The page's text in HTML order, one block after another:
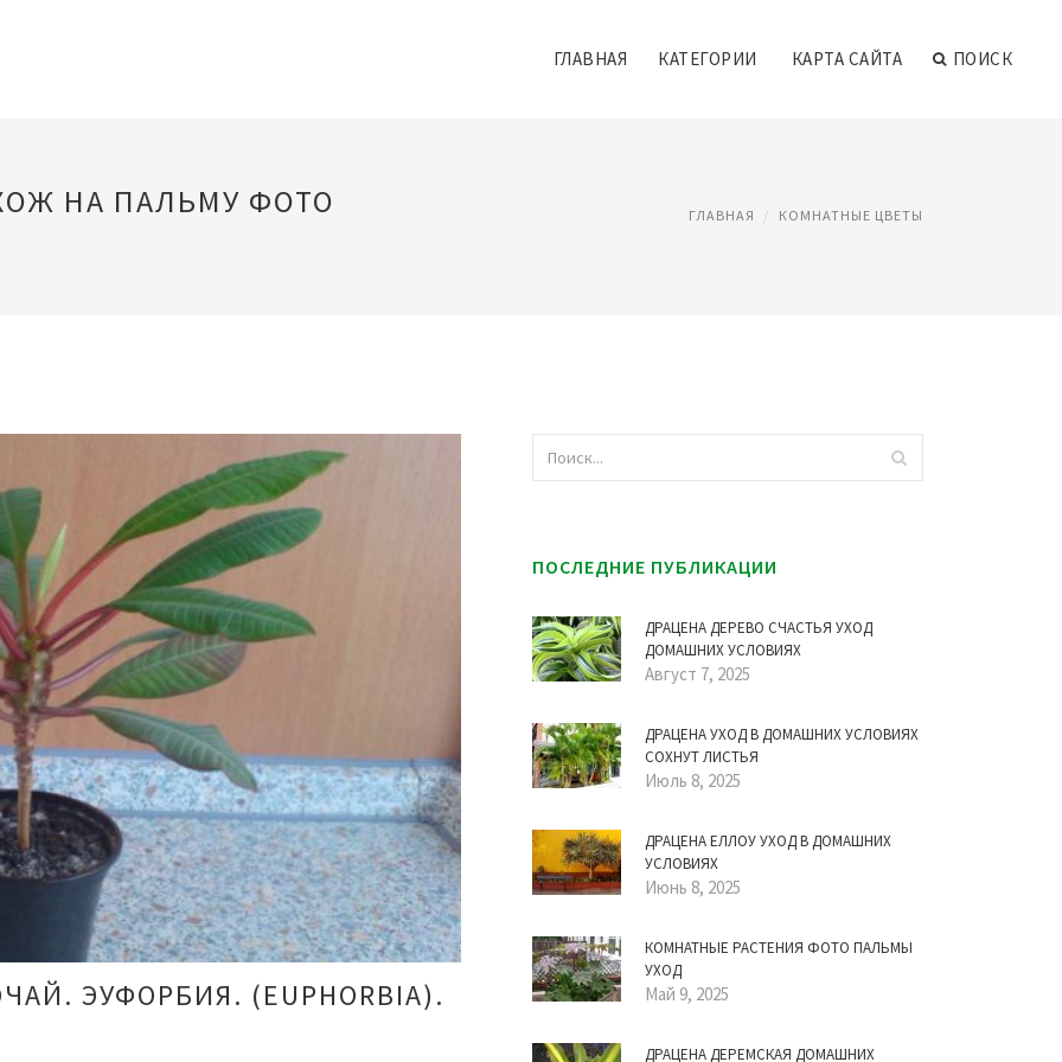
ГЛАВНАЯ КАТЕГОРИИ КАРТА САЙТА ПОИСК
НА ПАЛЬМУ ФОТО ГЛАВНАЯ КОМНАТНЫЕ ЦВЕТЫ
ЭУФОРБИЯ. (EUPHORBIA).
ПОСЛЕДНИЕ ПУБЛИКАЦИИ
ДРАЦЕНА ДЕРЕВО СЧАСТЬЯ УХОД
ДОМАШНИХ УСЛОВИЯХ
Август 7, 2025
ДРАЦЕНА УХОД В ДОМАШНИХ УСЛОВИЯХ
СОХНУТ ЛИСТЬЯ
Июль 8, 2025
ДРАЦЕНА ЕЛЛОУ УХОД В ДОМАШНИХ
УСЛОВИЯХ
Июнь 8, 2025
КОМНАТНЫЕ РАСТЕНИЯ ФОТО ПАЛЬМЫ
УХОД
Май 9, 2025
ДРАЦЕНА ДЕРЕМСКАЯ ДОМАШНИХ